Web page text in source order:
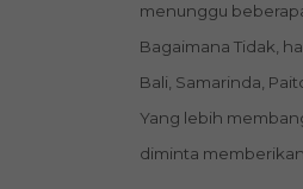
menunggu
Bagaimana Tidak,
Bali, Samarinda,
Yang lebih
diminta